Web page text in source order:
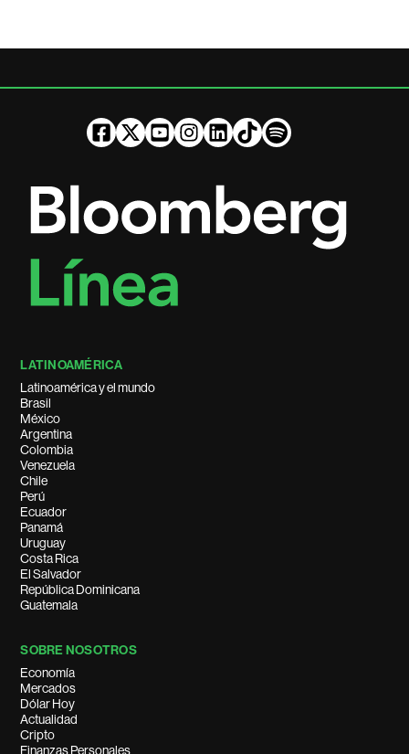
LATINOAMÉRICA
Latinoamérica y el mundo
Brasil
México
Argentina
Colombia
Venezuela
Chile
Perú
Ecuador
Panamá
Uruguay
Costa Rica
El Salvador
República Dominicana
Guatemala
SOBRE NOSOTROS
Economía
Mercados
Dólar Hoy
Actualidad
Cripto
Finanzas Personales